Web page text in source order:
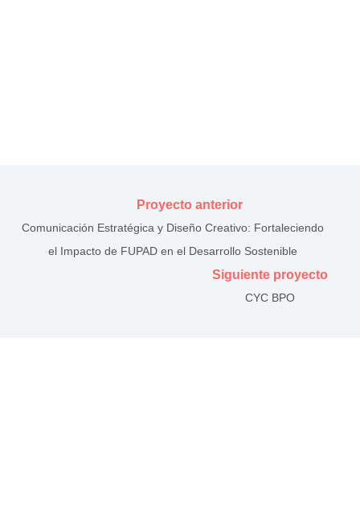
Proyecto anterior
Comunicación Estratégica y Diseño Creativo: Fortaleciendo
el Impacto de FUPAD en el Desarrollo Sostenible
Siguiente proyecto
CYC BPO